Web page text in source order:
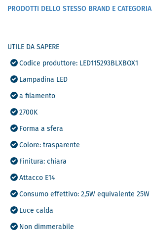
PRODOTTI DELLO STESSO BRAND E CATEGORIA
UTILE DA SAPERE
Codice produttore: LED115293BLXBOX1
Lampadina LED
a filamento
2700K
Forma a sfera
Colore: trasparente
Finitura: chiara
Attacco E14
Consumo effettivo: 2,5W equivalente 25W
Luce calda
Non dimmerabile